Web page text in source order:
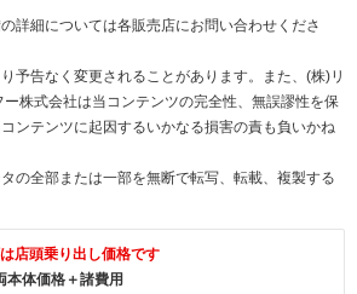
詳細については各販売店にお問い合わせくださ
予告なく変更されることがあります。また、(株)リ
株式会社は当コンテンツの完全性、無誤謬性を保
ンテンツに起因するいかなる損害の責も負いかね
の全部または一部を無断で転写、転載、複製する
店頭乗り出し価格です
本体価格＋諸費用